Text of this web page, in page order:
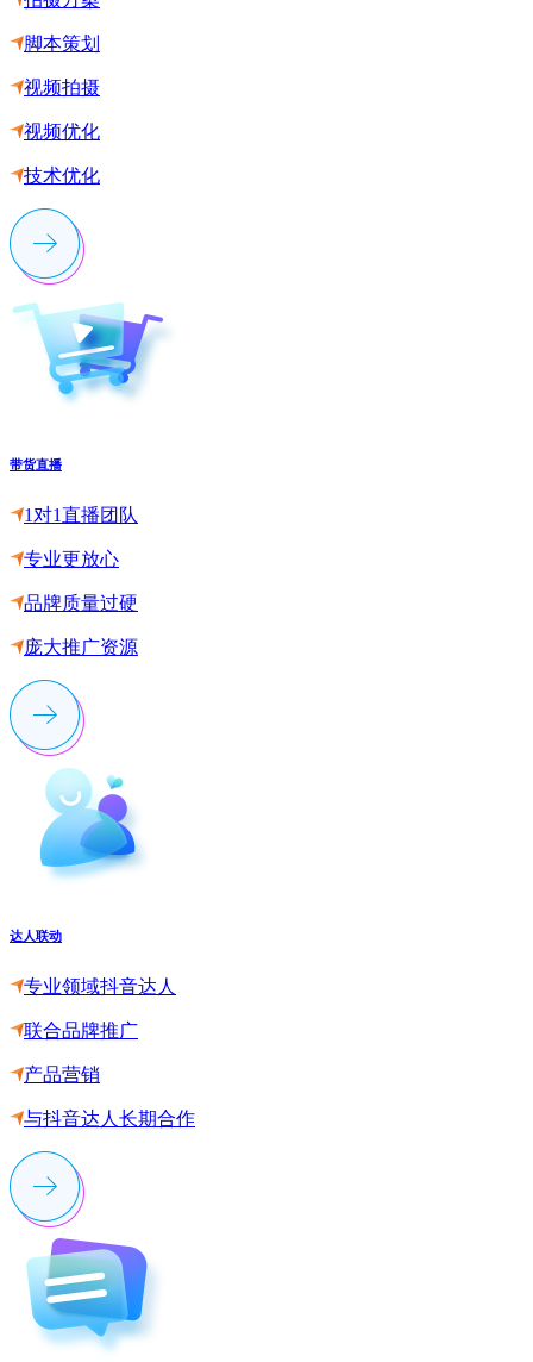
脚本策划
视频拍摄
视频优化
技术优化
带货直播
1对1直播团队
专业更放心
品牌质量过硬
庞大推广资源
达人联动
专业领域抖音达人
联合品牌推广
产品营销
与抖音达人长期合作